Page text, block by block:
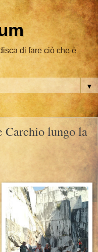
di fare ciò che è
▼
lungo la